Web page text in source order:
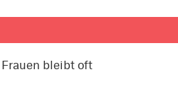
bleibt oft